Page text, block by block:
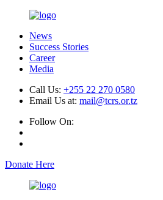
News
Success Stories
Career
Media
Call Us: +255 22 270 0580
Email Us at: mail@tcrs.or.tz
Follow On:
Donate Here